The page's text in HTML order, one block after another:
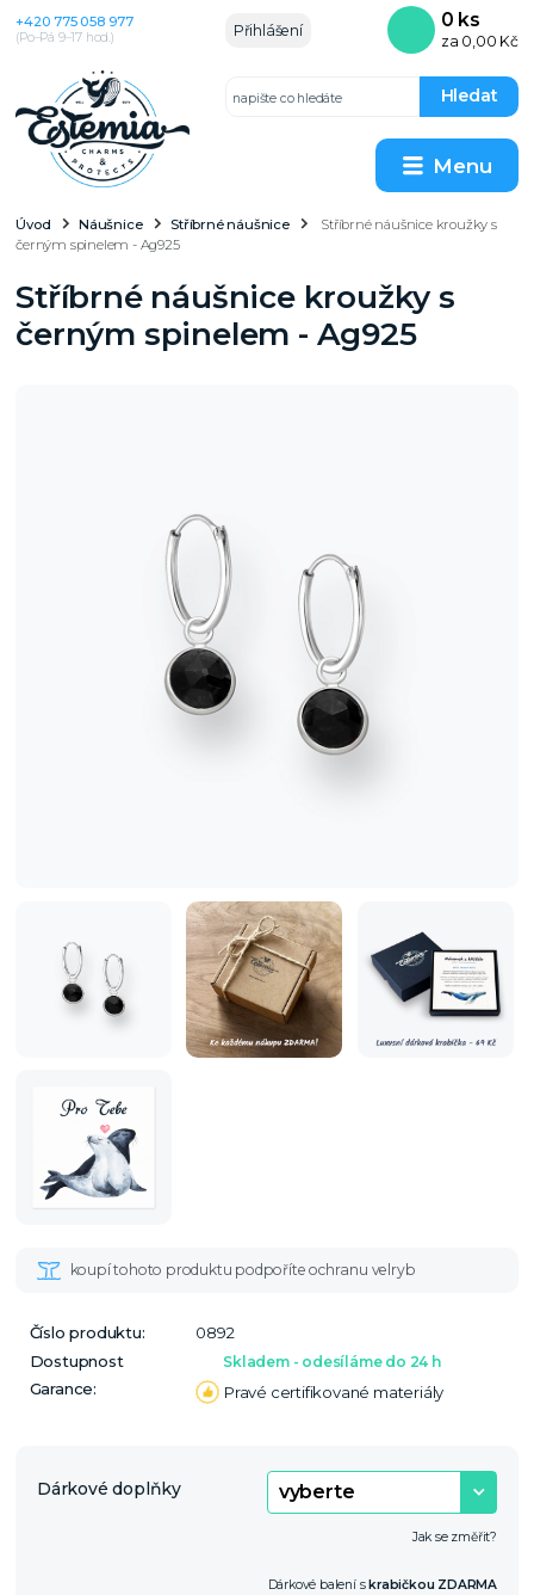
Menu
Přihlášení
Hledat
+420 775 058 977
(Po–Pá 9–17 hod.)
0 ks
za 0,00 Kč
Úvod Náušnice Stříbrné náušnice
Stříbrné náušnice kroužky s
černým spinelem - Ag925
Stříbrné náušnice kroužky s
černým spinelem - Ag925
Číslo produktu:
0892
Dostupnost
Skladem - odesíláme do 24 h
Garance: Pravé certifikované materiály
Dárkové doplňky
Jak se změřit?
Dárkové balení s krabičkou ZDARMA